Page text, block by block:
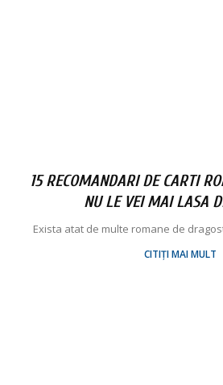
15 RECOMANDARI DE CARTI
NU LE VEI MAI LASA
Exista atat de multe romane de
CITIȚI MAI MULT